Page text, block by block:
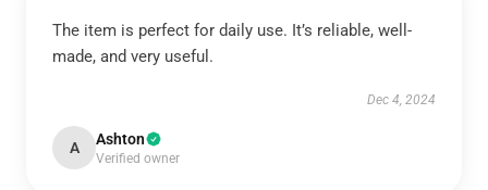
The item is perfect for daily use. It’s reliable, well-
made, and very useful.
Dec 4, 2024
A Ashton
Verified owner